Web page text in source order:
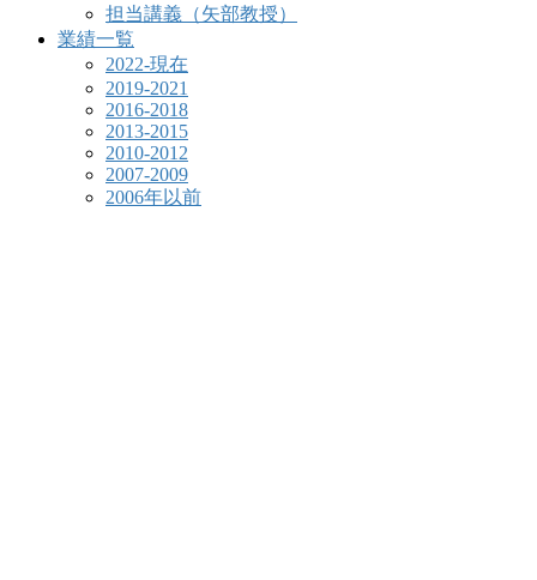
担当講義（矢部教授）
業績一覧
2022-現在
2019-2021
2016-2018
2013-2015
2010-2012
2007-2009
2006年以前